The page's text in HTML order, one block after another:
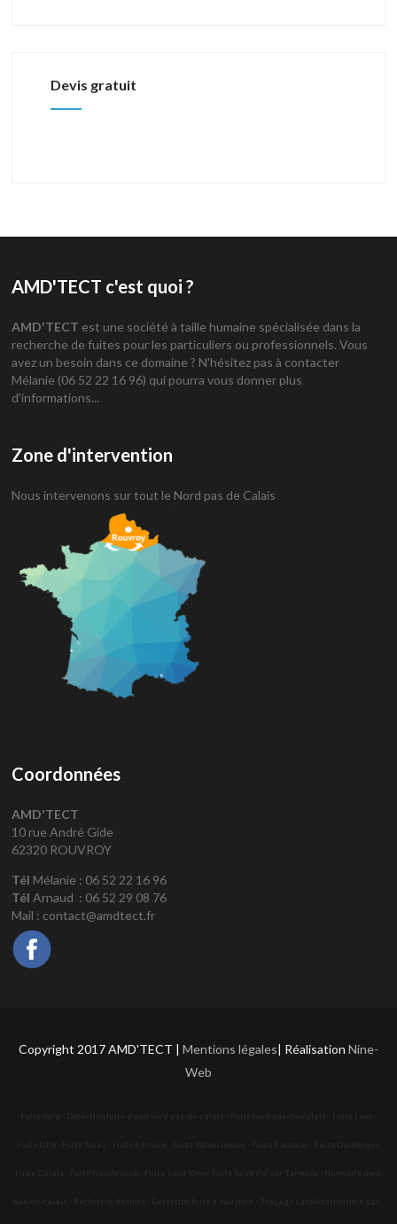
Devis gratuit
AMD'TECT c'est quoi ?
AMD'TECT est une société à taille humaine spécialisée dans la
recherche de fuites pour les particuliers ou professionnels. Vous
avez un besoin dans ce domaine ? N'hésitez pas à contacter
Mélanie (06 52 22 16 96) qui pourra vous donner plus
d'informations...
Zone d'intervention
Nous intervenons sur tout le Nord pas de Calais
Coordonnées
AMD'TECT
10 rue André Gide
62320 ROUVROY
Tél Mélanie : 06 52 22 16 96
Tél Arnaud : 06 52 29 08 76
Mail : contact@amdtect.fr
Copyright 2017 AMD'TECT | Mentions légales| Réalisation Nine-
Web